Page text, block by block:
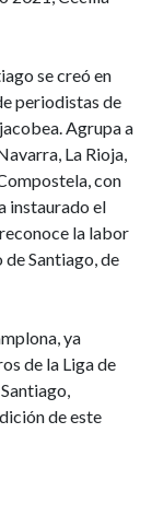
se creó en
periodistas de
Agrupa a
La Rioja,
con
instaurado el
la labor
Santiago, de
ya
de la Liga de
de este